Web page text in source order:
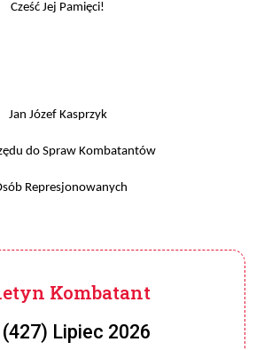
Cześć Jej Pamięci!
Jan Józef Kasprzyk
do Spraw Kombatantów
Represjonowanych
Kombatant
Lipiec 2026